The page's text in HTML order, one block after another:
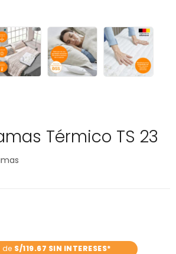
Térmico TS 23
de S/119.67 SIN INTERESES*